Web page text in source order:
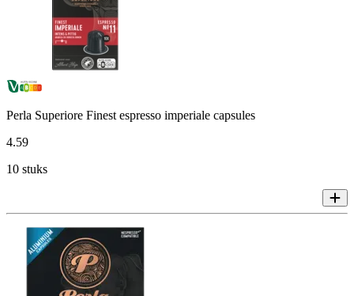
Perla Superiore Finest espresso imperiale capsules
4.59
10 stuks